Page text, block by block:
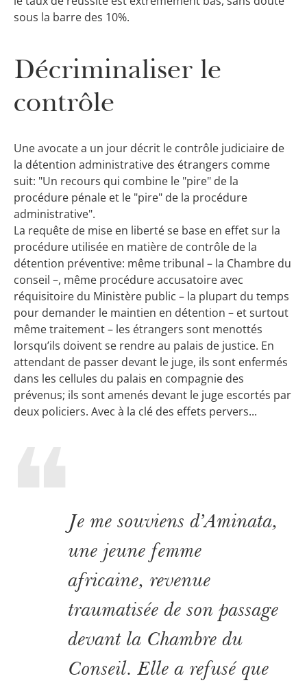
sous la barre des 10%.
Décriminaliser le
contrôle
Une avocate a un jour décrit le contrôle judiciaire de
la détention administrative des étrangers comme
suit: "Un recours qui combine le "pire" de la
procédure pénale et le "pire" de la procédure
administrative".
La requête de mise en liberté se base en effet sur la
procédure utilisée en matière de contrôle de la
détention préventive: même tribunal – la Chambre du
conseil –, même procédure accusatoire avec
réquisitoire du Ministère public – la plupart du temps
pour demander le maintien en détention – et surtout
même traitement – les étrangers sont menottés
lorsqu’ils doivent se rendre au palais de justice. En
attendant de passer devant le juge, ils sont enfermés
dans les cellules du palais en compagnie des
prévenus; ils sont amenés devant le juge escortés par
deux policiers. Avec à la clé des effets pervers...
Je me souviens d’Aminata,
une jeune femme
africaine, revenue
traumatisée de son passage
devant la Chambre du
Conseil. Elle a refusé que